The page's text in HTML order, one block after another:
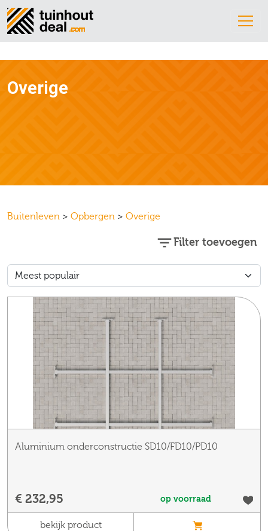
Overige
Buitenleven > Opbergen > Overige
Filter toevoegen
Aluminium onderconstructie SD10/FD10/PD10
€ 232,95 op voorraad
bekijk product